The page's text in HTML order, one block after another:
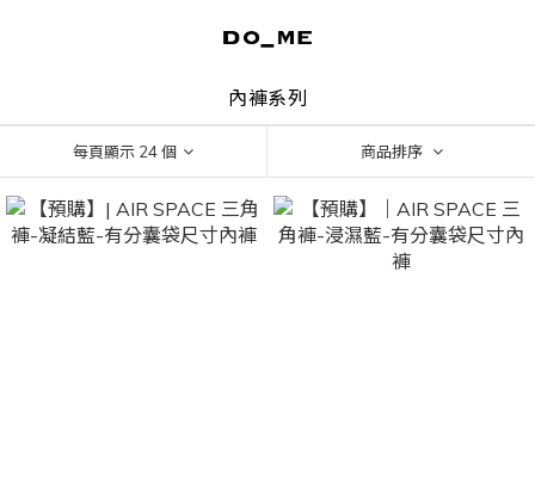
內褲系列
每頁顯示 24 個 商品排序